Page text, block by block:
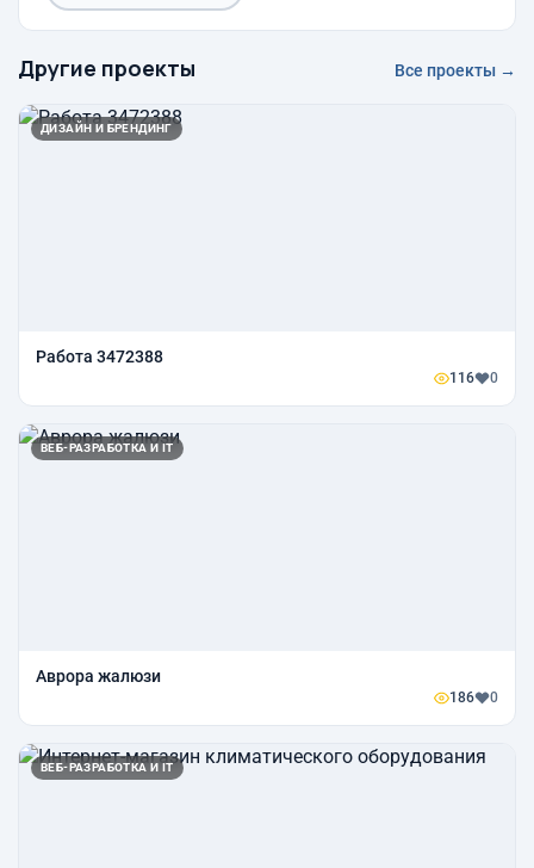
Другие проекты Все проекты →
ДИЗАЙН И БРЕНДИНГ
Работа 3472388
116 0
ВЕБ-РАЗРАБОТКА И IT
Аврора жалюзи
186 0
ВЕБ-РАЗРАБОТКА И IT